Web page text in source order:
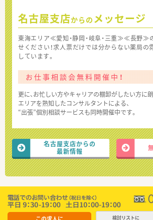
名古屋支店からの メッセージ
東海エリア≪愛知・静岡・岐阜・三重≫≪長野≫
せください！求人票だけでは分からない薬局の
しています。
お仕事相談会無料開催中！
更に、お忙しい方やキャリアの棚卸がしたい方に
エリアを熟知したコンサルタントによる、
“出張”個別相談サービスも同時開催中です。
名古屋支店からの
最新情報
検討リストに